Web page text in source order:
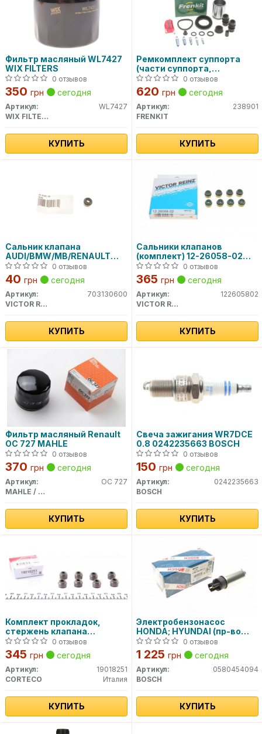
Фильтр масляный WL7427
WIX FILTERS
0 отзывов
350 грн сегодня
Артикул:
WL7427
WIX FILTERS
КУПИТЬ
Ремкомплект суппорта
(части суппорта,
уплотнители)0 отзывов
620 грн сегодня
Артикул:
238901
FRENKIT
КУПИТЬ
Сальник клапана
AUDI/BMW/MB/RENAULT
/VW 70-31306-00 VICTOR
REINZ
0 отзывов
40 грн сегодня
Артикул:
703130600
VICTOR REINZ
КУПИТЬ
Сальники клапанов
(комплект) 12-26058-02
VICTOR REINZ0 отзывов
365 грн сегодня
Артикул:
122605802
VICTOR REINZ
КУПИТЬ
Фильтр масляный Renault
OC 727 MAHLE
0 отзывов
370 грн сегодня
Артикул:
OC 727
MAHLE / KNECHT
КУПИТЬ
Свеча зажигания WR7DCE
0.8 0242235663 BOSCH
0 отзывов
150 грн сегодня
Артикул:
0242235663
BOSCH
КУПИТЬ
Комплект прокладок,
стержень клапана
CORTECO 0 отзывов
345 грн сегодня
Артикул:
19018251
CORTECO
Италия
КУПИТЬ
Электpобензонасос
HONDA; HYUNDAI (пр-во
Bosch)
0 отзывов
1 225 грн сегодня
Артикул:
0580454094
BOSCH
КУПИТЬ